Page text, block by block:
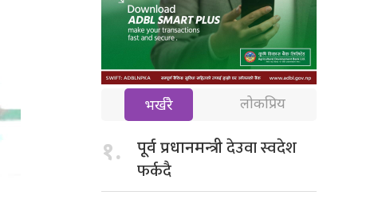
भर्खरै लोकप्रिय
१. पूर्व प्रधानमन्त्रीदेउवा स्वदेश
फर्कदै